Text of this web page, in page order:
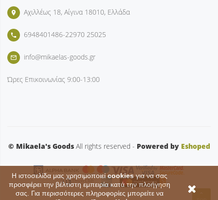
Η ιστοσελίδα μας χρησιμοποιείcookiesγια να σας
προσφέρει την βέλτιστη εμπειρία κατά την πλοήγηση
σας. Για περισσότερες πληροφορίες μπορείτε να
place Αχιλλέως 18, Αίγινα 18010, Ελλάδα
phone 6948401486-22970 25025
mail_outline info@mikaelas-goods.gr
Ώρες Επικοινωνίας 9:00-13:00
© Mikaela's GoodsAll rights reserved - Powered by Eshoped